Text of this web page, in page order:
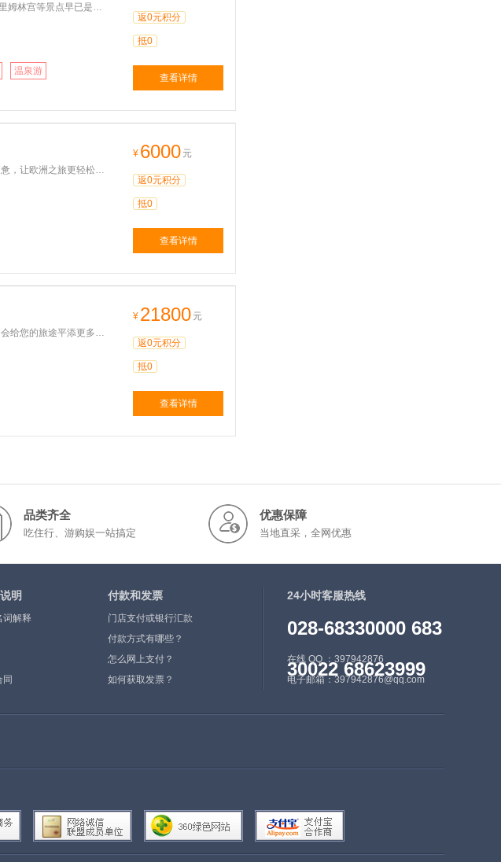
斯人是热情而豪放的，这片广袤的
温泉游
返0元积分
抵0
查看详情
出，节省2000公里的车程，更多时
¥ 6000 元
返0元积分
抵0
查看详情
；★ 浪漫之都----巴黎 玩足三天，
¥ 21800 元
返0元积分
抵0
查看详情
品类齐全
吃住行、游购娱一站搞定
优惠保障
当地直采，全网优惠
明
词解释
同
付款和发票
门店支付或银行汇款
付款方式有哪些？
怎么网上支付？
如何获取发票？
24小时客服热线
028-68330000 683
30022 68623999
在线 QQ ：397942876
电子邮箱：397942876@qq.com